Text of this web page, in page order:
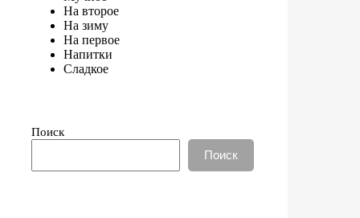
На второе
На зиму
На первое
Напитки
Сладкое
Поиск
Поиск